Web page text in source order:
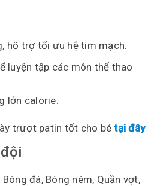
hỗ trợ tối ưu hệ tim mạch.
luyện tập các môn thể thao
lớn calorie.
trượt patin tốt cho bétại đây
đá, Bóng ném, Quần vợt,